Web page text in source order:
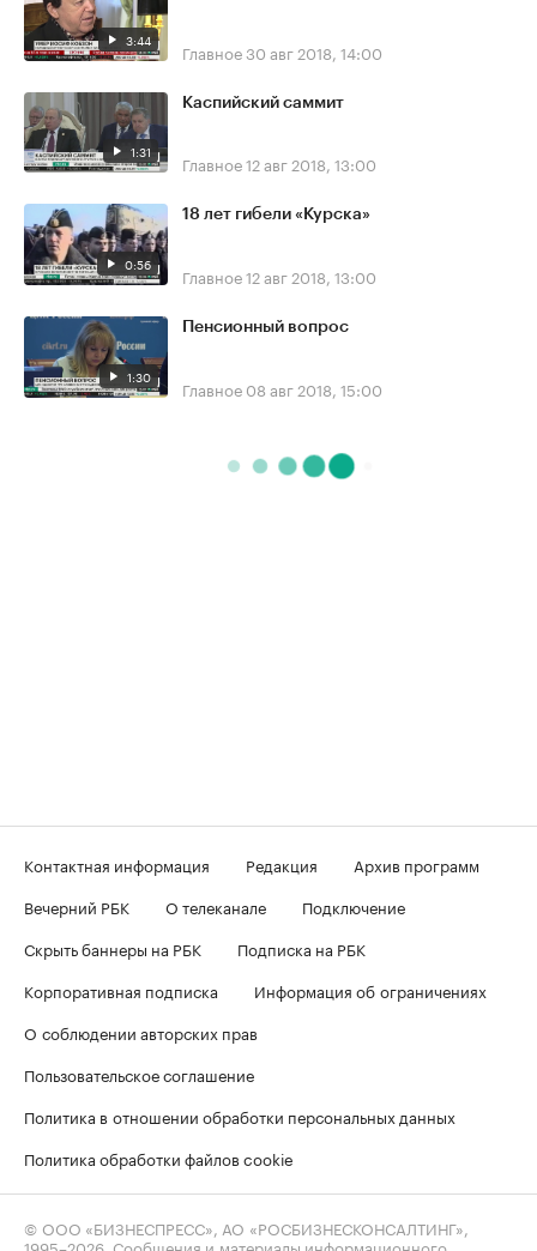
3:44 Главное30 авг 2018, 14:00
1:31
Каспийский саммит
Главное12 авг 2018, 13:00
0:56
18 лет гибели «Курска»
Главное12 авг 2018, 13:00
1:30
Пенсионный вопрос
Главное 08 авг 2018, 15:00
Контактная информация Редакция
Архив программ
Вечерний РБК
О телеканале
Подключение
Скрыть баннеры на РБК
Подписка на РБК
Корпоративная подписка
Информация об ограничениях
О соблюдении авторских прав
Пользовательское соглашение
Политика в отношении обработки персональных данных
Политика обработки файлов cookie
© ООО «БИЗНЕСПРЕСС», АО «РОСБИЗНЕСКОНСАЛТИНГ»,
1995–2026 . Сообщения и материалы информационного